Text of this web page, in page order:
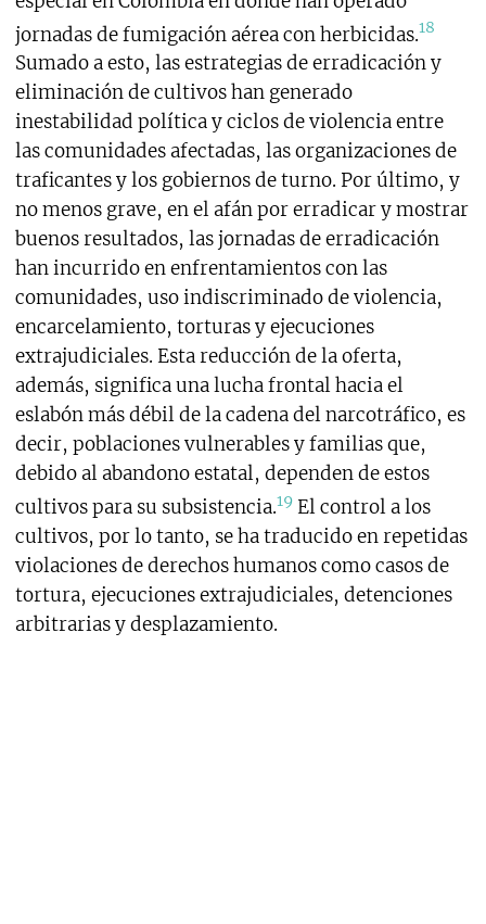
jornadas de fumigación aérea con herbicidas.18
Sumado a esto, las estrategias de erradicación y
eliminación de cultivos han generado
inestabilidad política y ciclos de violencia entre
las comunidades afectadas, las organizaciones de
traficantes y los gobiernos de turno. Por último, y
no menos grave, en el afán por erradicar y mostrar
buenos resultados, las jornadas de erradicación
han incurrido en enfrentamientos con las
comunidades, uso indiscriminado de violencia,
encarcelamiento, torturas y ejecuciones
extrajudiciales. Esta reducción de la oferta,
además, significa una lucha frontal hacia el
eslabón más débil de la cadena del narcotráfico, es
decir, poblaciones vulnerables y familias que,
debido al abandono estatal, dependen de estos
cultivos para su subsistencia.19El control a los
cultivos, por lo tanto, se ha traducido en repetidas
violaciones de derechos humanos como casos de
tortura, ejecuciones extrajudiciales, detenciones
arbitrarias y desplazamiento.